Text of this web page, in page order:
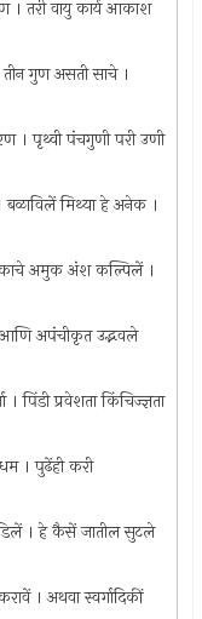
तरी वायु कार्य आकाश
गुण असती साचे ।
। पृथ्वी पंचगुणी परी उणी
बळाविलें मिथ्या हे अनेक ।
अमुक अंश कल्पिलें ।
आणि अपंचीकृत उद्भवले
। पिंडी प्रवेशता किंचि‍ज्ज्ञता
। पुढेंही करी
। हे कैसें जातील सुटले
। अथवा स्वर्गादिकीं